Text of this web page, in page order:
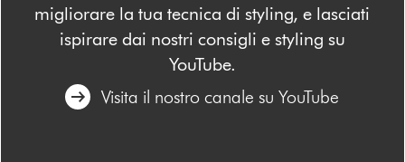
migliorare la tua tecnica di styling, e lasciati
ispirare dai nostri consigli e styling su
YouTube.
Visita il nostro canale su YouTube